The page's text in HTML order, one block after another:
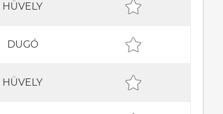
HÜVELY
DUGÓ
HÜVELY